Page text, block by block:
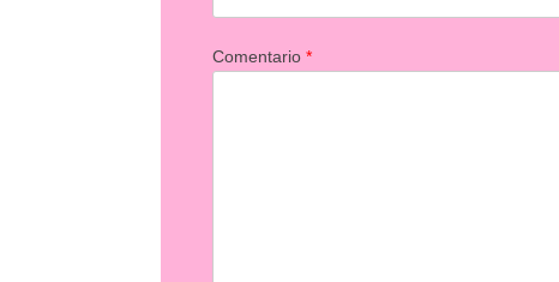
Comentario*